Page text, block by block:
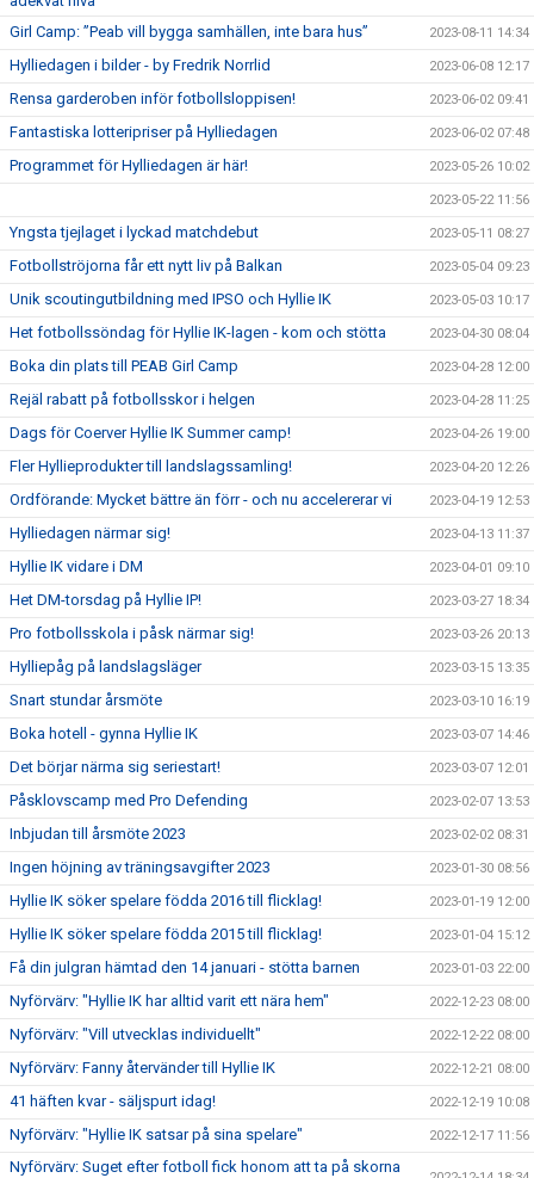
Girl Camp: ”Peab vill bygga samhällen, inte bara hus”
2023-08-11 14:34
Hylliedagen i bilder - by Fredrik Norrlid 2023-06-08 12:17
Rensa garderoben inför fotbollsloppisen! 2023-06-02 09:41
Fantastiska lotteripriser på Hylliedagen 2023-06-02 07:48
Programmet för Hylliedagen är här! 2023-05-26 10:02
2023-05-22 11:56
Yngsta tjejlaget i lyckad matchdebut 2023-05-11 08:27
Fotbollströjorna får ett nytt liv på Balkan 2023-05-04 09:23
Unik scoutingutbildning med IPSO och Hyllie IK 2023-05-03 10:17
Het fotbollssöndag för Hyllie IK-lagen - kom och stötta 2023-04-30 08:04
Boka din plats till PEAB Girl Camp 2023-04-28 12:00
Rejäl rabatt på fotbollsskor i helgen 2023-04-28 11:25
Dags för Coerver Hyllie IK Summer camp! 2023-04-26 19:00
Fler Hyllieprodukter till landslagssamling! 2023-04-20 12:26
Ordförande: Mycket bättre än förr - och nu accelererar vi 2023-04-19 12:53
Hylliedagen närmar sig! 2023-04-13 11:37
Hyllie IK vidare i DM 2023-04-01 09:10
Het DM-torsdag på Hyllie IP! 2023-03-27 18:34
Pro fotbollsskola i påsk närmar sig! 2023-03-26 20:13
Hylliepåg på landslagsläger 2023-03-15 13:35
Snart stundar årsmöte 2023-03-10 16:19
Boka hotell - gynna Hyllie IK 2023-03-07 14:46
Det börjar närma sig seriestart! 2023-03-07 12:01
Påsklovscamp med Pro Defending 2023-02-07 13:53
Inbjudan till årsmöte 2023 2023-02-02 08:31
Ingen höjning av träningsavgifter 2023 2023-01-30 08:56
Hyllie IK söker spelare födda 2016 till flicklag! 2023-01-19 12:00
Hyllie IK söker spelare födda 2015 till flicklag! 2023-01-04 15:12
Få din julgran hämtad den 14 januari - stötta barnen 2023-01-03 22:00
Nyförvärv: "Hyllie IK har alltid varit ett nära hem" 2022-12-23 08:00
Nyförvärv: "Vill utvecklas individuellt" 2022-12-22 08:00
Nyförvärv: Fanny återvänder till Hyllie IK 2022-12-21 08:00
41 häften kvar - säljspurt idag! 2022-12-19 10:08
Nyförvärv: "Hyllie IK satsar på sina spelare" 2022-12-17 11:56
Nyförvärv: Suget efter fotboll fick honom att ta på skorna